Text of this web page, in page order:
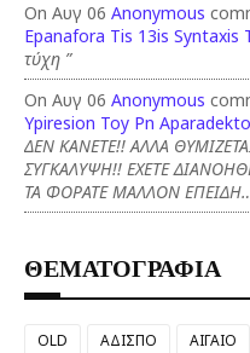
On Αυγ 06 Anonymous
Epanafora Tis 13is Syntaxis
τύχη ”
On Αυγ 06 Anonymous
Ypiresion Toy Pn
ΔΕΝ ΚΑΝΕΤΕ!! ΑΛΛΑ
ΣΥΓΚΑΛΥΨΗ!! ΕΧΕΤΕ
ΤΑ ΦΟΡΑΤΕ ΜΑΛΛΟΝ
ΘΕΜΑΤΟΓΡΑΦΙΑ
OLD ΑΔΙΣΠΟ ΑΙΓΑΙΟ